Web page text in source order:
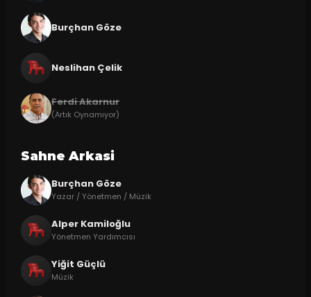
Burçhan Göze
Neslihan Çelik
Ferdi Akarnur
(Artık Oynamıyor)
Sahne Arkasi
Burçhan Göze
Yazar / Yönetmen / Müzik
Alper Kamiloğlu
Yönetmen Yardımcısı
Yiğit Güçlü
Müzik